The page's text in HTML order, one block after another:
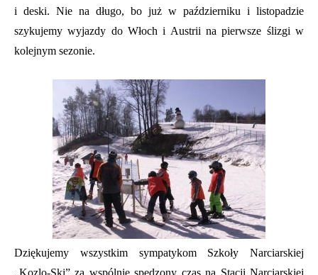
i deski. Nie na długo, bo już w październiku i listopadzie
szykujemy wyjazdy do Włoch i Austrii na pierwsze ślizgi w
kolejnym sezonie.
Dziękujemy wszystkim sympatykom Szkoły Narciarskiej
„Kozlo-Ski” za wspólnie spędzony czas na Stacji Narciarskiej